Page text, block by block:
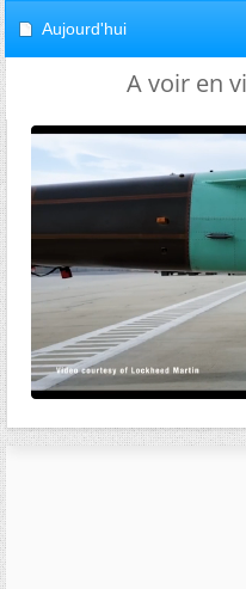
Aujourd'hui
A voir en